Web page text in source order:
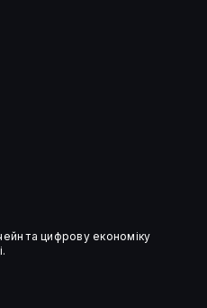
та цифрову економіку